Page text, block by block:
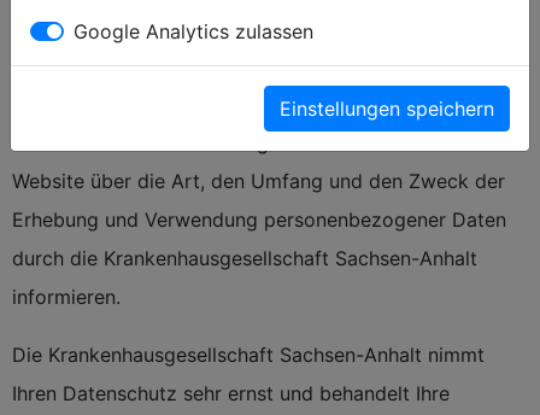
Datenschutzerklärung
Website über die Art, den Umfang und den Zweck der
Erhebung und Verwendung personenbezogener Daten
durch die Krankenhausgesellschaft Sachsen-Anhalt
informieren.
Die Krankenhausgesellschaft Sachsen-Anhalt nimmt
Ihren Datenschutz sehr ernst und behandelt Ihre
Google Analytics zulassen
Einstellungen speichern